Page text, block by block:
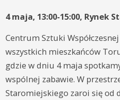
4 maja, 13:00-15:00, Rynek
Centrum Sztuki
wszystkich mieszkańców
gdzie w dniu 4 maja
wspólnej zabawie. W
Staromiejskiego zaroi się od